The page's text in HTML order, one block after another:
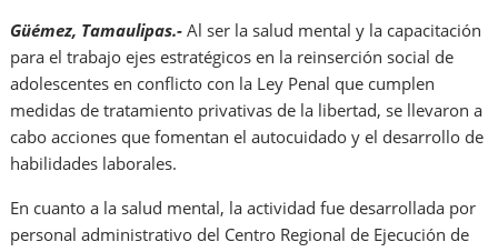
Güémez, Tamaulipas.- Al ser la salud mental y la capacitación
para el trabajo ejes estratégicos en la reinserción social de
adolescentes en conflicto con la Ley Penal que cumplen
medidas de tratamiento privativas de la libertad, se llevaron a
cabo acciones que fomentan el autocuidado y el desarrollo de
habilidades laborales.
En cuanto a la salud mental, la actividad fue desarrollada por
personal administrativo del Centro Regional de Ejecución de